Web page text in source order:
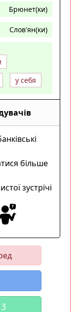
Брюнет(ки)
Слов'ян(ки)
у себя
більше
зустрічі